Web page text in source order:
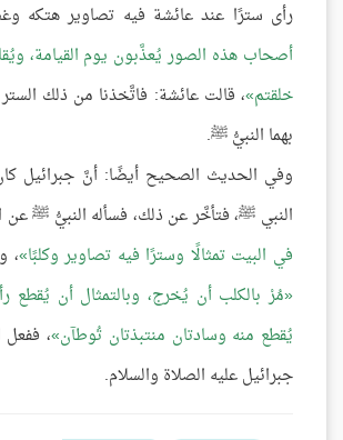
رأى سترًا عند عائشة فيه تصاوير هتكه
أصحاب هذه الصور يُعذَّبون يوم القيامة،
خلقتم ، قالت عائشة: فاتَّخذنا من ذلك
بهما النبيُّ ﷺ.
وفي الحديث الصحيح أيضًا: أنَّ جبرائيل
النبي ﷺ، فتأخَّر عن ذلك، فسأله النبيُّ ﷺ عن
في البيت تمثالًا وسترًا فيه تصاوير وكلبًا ،
مُرْ بالكلب أن يُخرج، وبالتمثال أن يُقطع
يُقطع منه وسادتان منتبذتان تُوطآن ،
جبرائيل عليه الصلاة والسلام.